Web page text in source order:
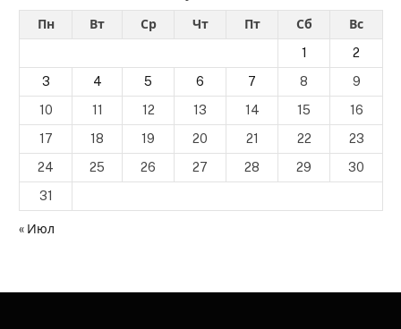
Пн Вт Ср Чт Пт Сб
Вс
1
2
3
4 5 6 7 8
9
10
11 12 13 14 15
16
17
18 19 20 21 22
23
24
25 26 27 28 29
30
31
« Июл